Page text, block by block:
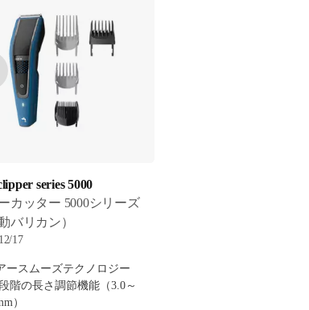
series 5000
カッター 5000シリーズ
バリカン）
17
ースムーズテクノロジー
階の長さ調節機能（3.0～
）